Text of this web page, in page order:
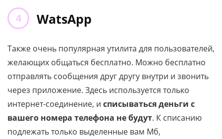
WatsApp
Также очень популярная утилита для пользователей,
желающих общаться бесплатно. Можно бесплатно
отправлять сообщения друг другу внутри и звонить
через приложение. Здесь используется только
интернет-соединение, и списываться деньги с
вашего номера телефона не будут. К списанию
подлежать только выделенные вам Мб,